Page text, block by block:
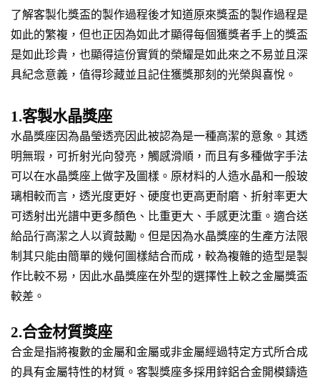
了解客製化獎盃的製作過程後才知道原來獎盃的製作過程是
如此的繁複，但也正因為如此才顯得每個獲獎者手上的獎盃
是如此珍貴，也顯得這份實質的榮耀是如此來之不易並且深
具紀念意義，值得珍藏並且記住獲獎那刻的光榮與喜悅。
1.客製水晶獎座
水晶獎座因為晶瑩透亮因此被認為是一種高潔的意象。其透
明無瑕，可折射光向發亮，觸感滑順，而且有多種做字手法
可以在水晶獎座上做字及圖樣。原材料的人造水晶和一般玻
璃相較而言，透光度更好、硬度也更高更耐磨、折射率更大
可透射出光譜中更多顏色、比重更大、手感更沈重。適合送
給品行高潔之人以資鼓勵。但是因為水晶獎座的生產方法限
制其只能由簡單的幾何圖樣結合而成，較為複雜的造型是製
作比較不易，因此水晶獎座在外型的選擇性上較之金屬獎盃
較差。
2.合金材質獎座
合金是指將複數的金屬和金屬或非金屬經過特定方式所合成
的具有金屬特性的材質。客製獎座多採用鋅鋁合金開模鑄造